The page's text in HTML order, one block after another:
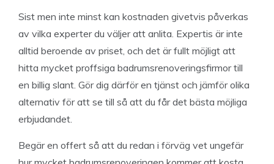
Sist men inte minst kan kostnaden givetvis påverkas
av vilka experter du väljer att anlita. Expertis är inte
alltid beroende av priset, och det är fullt möjligt att
hitta mycket proffsiga badrumsrenoveringsfirmor till
en billig slant. Gör dig därför en tjänst och jämför olika
alternativ för att se till så att du får det bästa möjliga
erbjudandet.
Begär en offert så att du redan i förväg vet ungefär